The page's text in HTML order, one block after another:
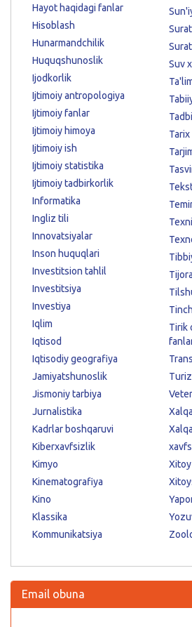
Hayot haqidagi fanlar
Hisoblash
Hunarmandchilik
Huquqshunoslik
Ijodkorlik
Ijtimoiy antropologiya
Ijtimoiy fanlar
Ijtimoiy himoya
Ijtimoiy ish
Ijtimoiy statistika
Ijtimoiy tadbirkorlik
Informatika
Ingliz tili
Innovatsiyalar
Inson huquqlari
Investitsion tahlil
Investitsiya
Investiya
Iqlim
Iqtisod
Iqtisodiy geografiya
Jamiyatshunoslik
Jismoniy tarbiya
Jurnalistika
Kadrlar boshqaruvi
Kiberxavfsizlik
Kimyo
Kinematografiya
Kino
Klassika
Kommunikatsiya
Suv
Tarix
Tirik
Email obuna